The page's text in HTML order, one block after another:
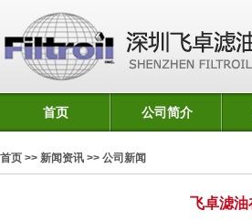
首页 公司简介
首页>>新闻资讯>> 公司新闻
飞卓滤